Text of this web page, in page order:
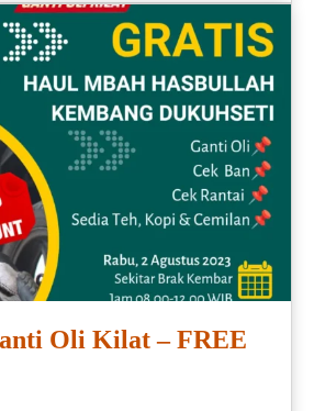
Oli Kilat – FREE